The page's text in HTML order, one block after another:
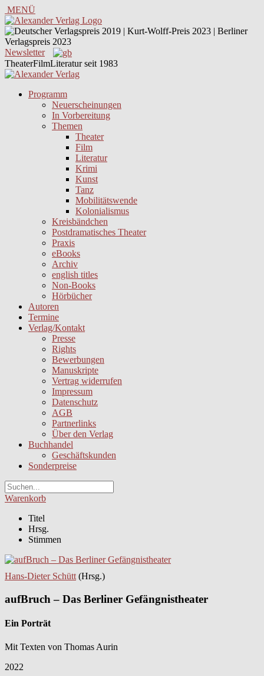
MENÜ
Newsletter
TheaterFilmLiteratur seit 1983
Programm
Neuerscheinungen
In Vorbereitung
Themen
Theater
Film
Literatur
Krimi
Kunst
Tanz
Mobilitätswende
Kolonialismus
Kreisbändchen
Postdramatisches Theater
Praxis
eBooks
Archiv
english titles
Non-Books
Hörbücher
Autoren
Termine
Verlag/Kontakt
Presse
Rights
Bewerbungen
Manuskripte
Vertrag widerrufen
Impressum
Datenschutz
AGB
Partnerlinks
Über den Verlag
Buchhandel
Geschäftskunden
Sonderpreise
Warenkorb
Titel
Hrsg.
Stimmen
Hans-Dieter Schütt (Hrsg.)
aufBruch – Das Berliner Gefängnistheater
Ein Porträt
Mit Texten von Thomas Aurin
2022